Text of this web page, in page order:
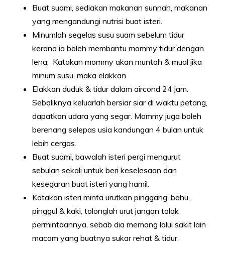
Buat suami, sediakan makanan sunnah, makanan
yang mengandungi nutrisi buat isteri.
Minumlah segelas susu suam sebelum tidur
kerana ia boleh membantu mommy tidur dengan
lena. Katakan mommy akan muntah & mual jika
minum susu, maka elakkan.
Elakkan duduk & tidur dalam aircond 24 jam.
Sebaliknya keluarlah bersiar siar di waktu petang,
dapatkan udara yang segar. Mommy juga boleh
berenang selepas usia kandungan 4 bulan untuk
lebih cergas.
Buat suami, bawalah isteri pergi mengurut
sebulan sekali untuk beri keselesaan dan
kesegaran buat isteri yang hamil.
Katakan isteri minta urutkan pinggang, bahu,
pinggul & kaki, tolonglah urut jangan tolak
permintaannya, sebab dia memang lalui sakit lain
macam yang buatnya sukar rehat & tidur.